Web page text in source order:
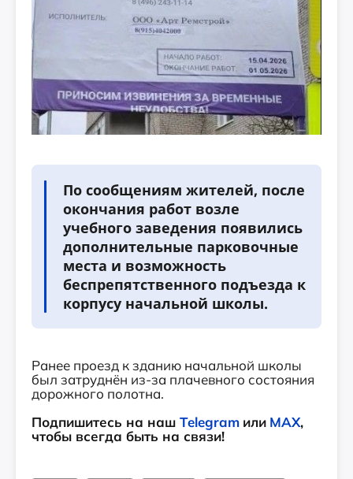
По сообщениям жителей, после
окончания работ возле
учебного заведения появились
дополнительные парковочные
места и возможность
беспрепятственного подъезда к
корпусу начальной школы.
Ранее проезд к зданию начальной школы
был затруднён из-за плачевного состояния
дорожного полотна.
Подпишитесь на наш Telegram или MAX,
чтобы всегда быть на связи!